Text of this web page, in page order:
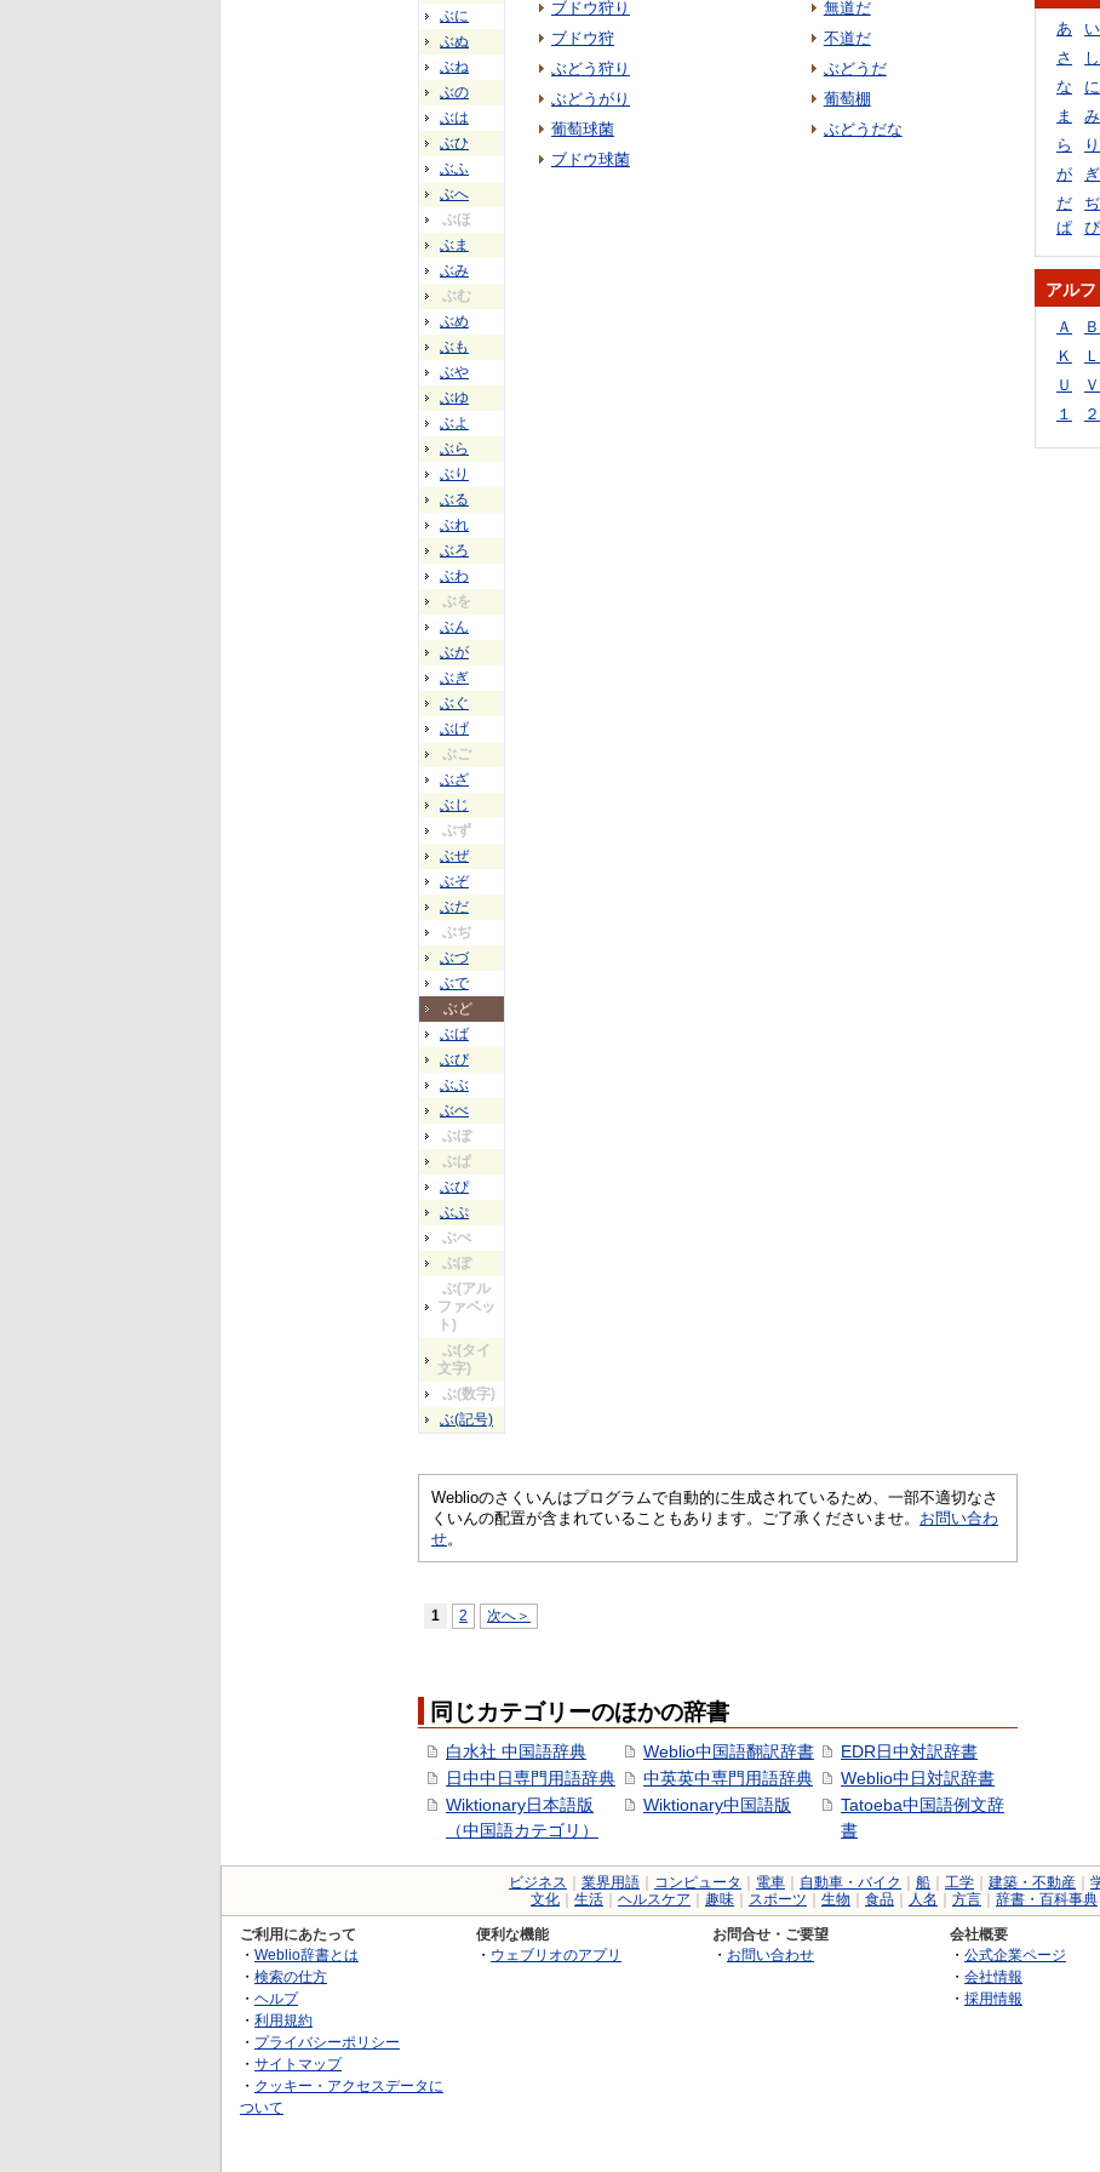
ぶに
ぶぬ
ぶね
ぶの
ぶは
ぶひ
ぶふ
ぶへ
ぶほ
ぶま
ぶみ
ぶむ
ぶめ
ぶも
ぶや
ぶゆ
ぶよ
ぶら
ぶり
ぶる
ぶれ
ぶろ
ぶわ
ぶを
ぶん
ぶが
ぶぎ
ぶぐ
ぶげ
ぶご
ぶざ
ぶじ
ぶず
ぶぜ
ぶぞ
ぶだ
ぶぢ
ぶづ
ぶで
ぶど
ぶば
ぶび
ぶぶ
ぶべ
ぶぼ
ぶぱ
ぶぴ
ぶぷ
ぶぺ
ぶぽ
ぶ(アル
ファベッ
ト)
ぶ(タイ
文字)
ぶ(数字)
ぶ(記号)
ブドウ狩り
ブドウ狩
ぶどう狩り
ぶどうがり
葡萄球菌
ブドウ球菌
無道だ
不道だ
ぶどうだ
葡萄棚
ぶどうだな
Weblioのさくいんはプログラムで自動的に生成されているため、一部不適切なさ
くいんの配置が含まれていることもあります。ご了承くださいませ。 お問い合わ
せ。
1 2 次へ＞
同じカテゴリーのほかの辞書
白水社 中国語辞典
日中中日専門用語辞典
Wiktionary日本語版
（中国語カテゴリ）
Weblio中国語翻訳辞書
中英英中専門用語辞典
Wiktionary中国語版
EDR日中対訳辞書
Weblio中日対訳辞書
Tatoeba中国語例文辞
書
あ い
さ
し
な
に
ま
み
ら
り
が
ぎ
だ
ぢ
ぱ
ぴ
アル
Ａ Ｂ
Ｋ
Ｌ
Ｕ
Ｖ
１
２
ビジネス 業界用語 コンピュータ 電車 自動車・バイク 船 工学 建築・不動産
文化
生活 ヘルスケア 趣味 スポーツ 生物 食品 人名 方言 辞書・百科事典
ご利用にあたって
・ Weblio辞書とは
・ 検索の仕方
・ ヘルプ
・ 利用規約
・ プライバシーポリシー
・ サイトマップ
・ クッキー・アクセスデータに
ついて
便利な機能
・ ウェブリオのアプリ
お問合せ・ご要望
・ お問い合わせ
会社概要
・ 公式企業ページ
・ 会社情報
・ 採用情報